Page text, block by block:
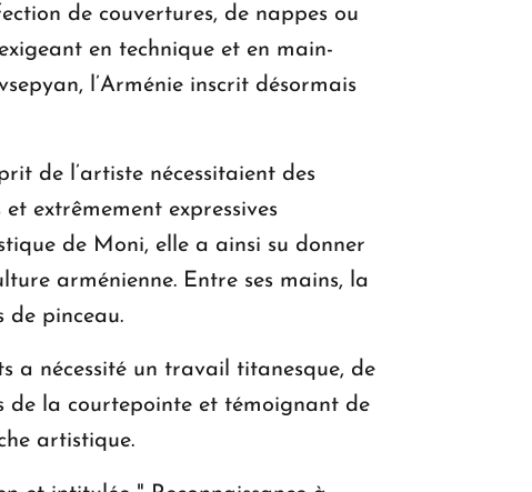
de couvertures, de nappes ou
en technique et en main-
l’Arménie inscrit désormais
de l’artiste nécessitaient des
extrêmement expressives
de Moni, elle a ainsi su donner
arménienne. Entre ses mains, la
de pinceau.
a nécessité un travail titanesque, de
de la courtepointe et témoignant de
artistique.